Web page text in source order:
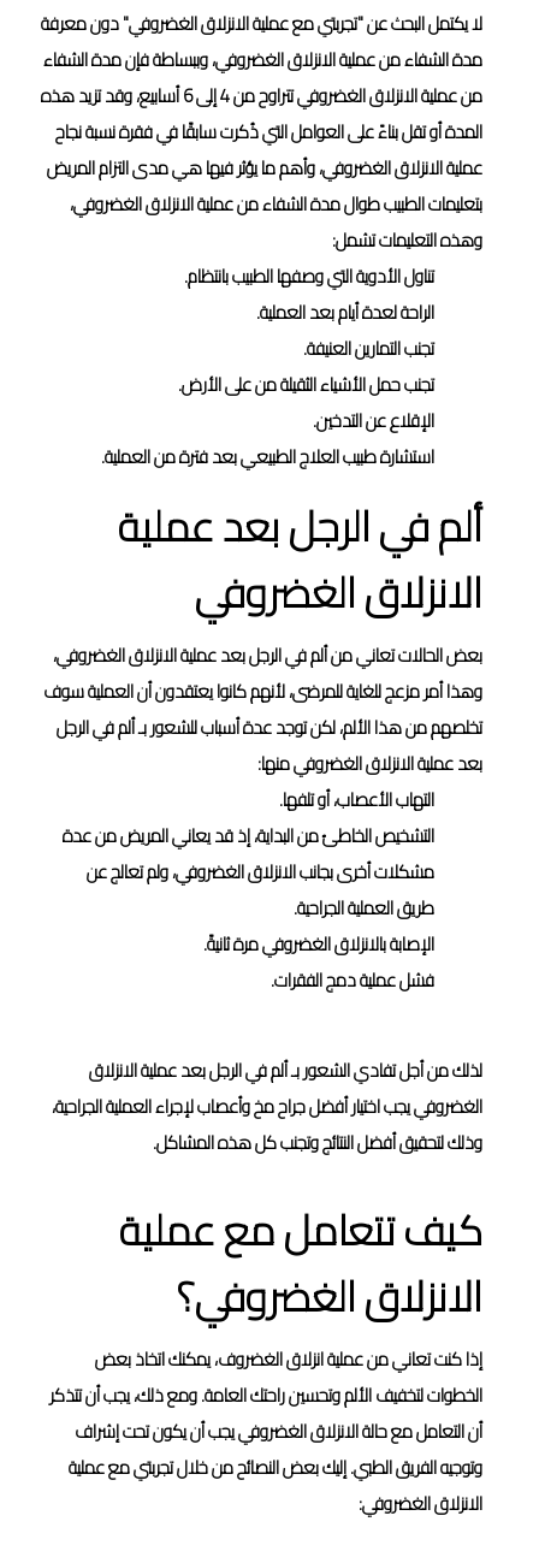
لا يكتمل البحث عن "تجربتي مع عملية الانزلاق الغضروفي" دون معرفة
مدة الشفاء من عملية الانزلاق الغضروفي، وببساطة فإن مدة الشفاء
من عملية الانزلاق الغضروفي تتراوح من 4 إلى 6 أسابيع، وقد تزيد هذه
المدة أو تقل بناءً على العوامل التي ذُكرت سابقًا في فقرة نسبة نجاح
عملية الانزلاق الغضروفي، وأهم ما يؤثر فيها هي مدى التزام المريض
بتعليمات الطبيب طوال مدة الشفاء من عملية الانزلاق الغضروفي،
وهذه التعليمات تشمل:
تناول الأدوية التي وصفها الطبيب بانتظام.
الراحة لعدة أيام بعد العملية.
تجنب التمارين العنيفة.
تجنب حمل الأشياء الثقيلة من على الأرض.
الإقلاع عن التدخين.
استشارة طبيب العلاج الطبيعي بعد فترة من العملية.
ألم في الرجل بعد عملية
الانزلاق الغضروفي
بعض الحالات تعاني من ألم في الرجل بعد عملية الانزلاق الغضروفي،
وهذا أمر مزعج للغاية للمرضى، لأنهم كانوا يعتقدون أن العملية سوف
تخلصهم من هذا الألم، لكن توجد عدة أسباب للشعور بـ ألم في الرجل
بعد عملية الانزلاق الغضروفي منها:
التهاب الأعصاب، أو تلفها.
التشخيص الخاطئ من البداية، إذ قد يعاني المريض من عدة
مشكلات أخرى بجانب الانزلاق الغضروفي، ولم تعالج عن
طريق العملية الجراحية.
الإصابة بالانزلاق الغضروفي مرة ثانيةً.
فشل عملية دمج الفقرات.
لذلك من أجل تفادي الشعور بـ ألم في الرجل بعد عملية الانزلاق
الغضروفي يجب اختيار أفضل جراح مخ وأعصاب لإجراء العملية الجراحية،
وذلك لتحقيق أفضل النتائج وتجنب كل هذه المشاكل.
كيف تتعامل مع عملية
الانزلاق الغضروفي؟
إذا كنت تعاني من عملية انزلاق الغضروف، يمكنك اتخاذ بعض
الخطوات لتخفيف الألم وتحسين راحتك العامة. ومع ذلك، يجب أن تتذكر
أن التعامل مع حالة الانزلاق الغضروفي يجب أن يكون تحت إشراف
وتوجيه الفريق الطبي. إليك بعض النصائح من خلال تجربتي مع عملية
الانزلاق الغضروفي: